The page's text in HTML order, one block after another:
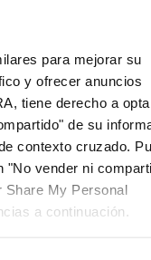
para mejorar su
y ofrecer anuncios
tiene derecho a
de su
contexto cruzado.
"No vender ni
Share My Personal
a continuación.